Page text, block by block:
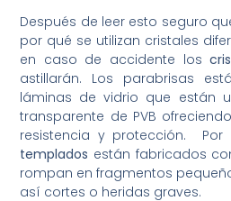
Después de leer esto seguro
por qué se utilizan cristales
en caso de accidente los
astillarán. Los parabrisas
láminas de vidrio que están
transparente de PVB
resistencia y protección. Por
templados están fabricados
rompan en fragmentos
así cortes o heridas graves.